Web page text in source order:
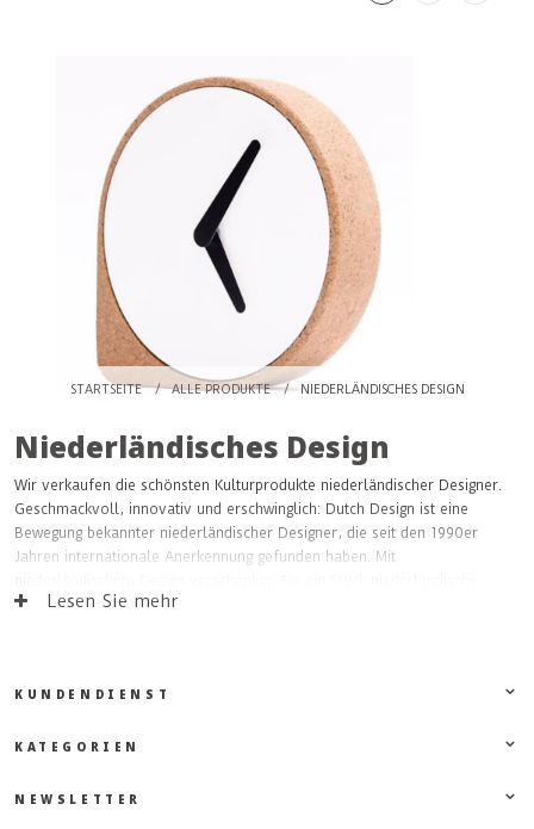
STARTSEITE / ALLE PRODUKTE / NIEDERLÄNDISCHES DESIGN
Niederländisches Design
Wir verkaufen die schönsten Kulturprodukte niederländischer Designer.
Geschmackvoll, innovativ und erschwinglich: Dutch Design ist eine
Bewegung bekannter niederländischer Designer, die seit den 1990er
Jahren internationale Anerkennung gefunden haben. Mit
Kultur!Lesen Sie mehr
KUNDENDIENST
KATEGORIEN
NEWSLETTER